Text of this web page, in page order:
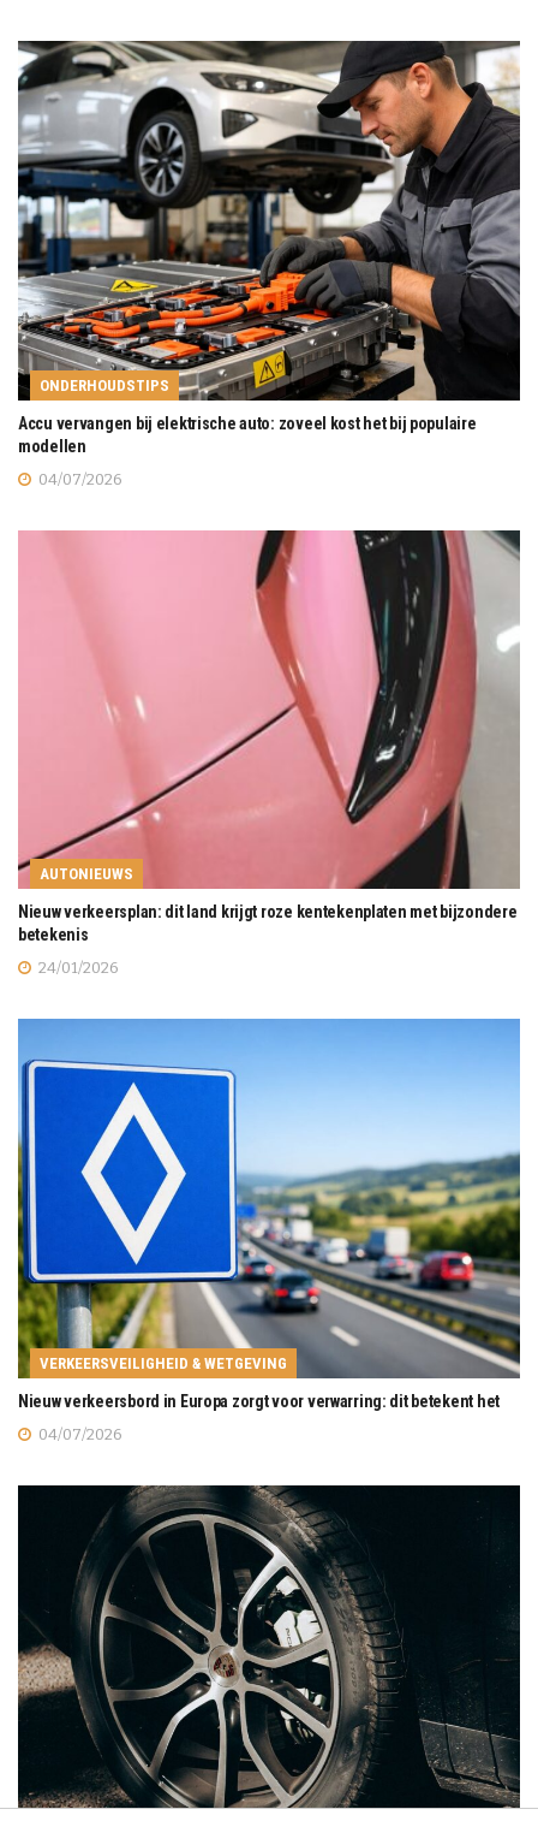
ONDERHOUDSTIPS
Accu vervangen bij elektrische auto: zoveel kost het bij populaire
modellen
04/07/2026
AUTONIEUWS
Nieuw verkeersplan: dit land krijgt roze kentekenplaten met bijzondere
betekenis
24/01/2026
VERKEERSVEILIGHEID & WETGEVING
Nieuw verkeersbord in Europa zorgt voor verwarring: dit betekent het
04/07/2026